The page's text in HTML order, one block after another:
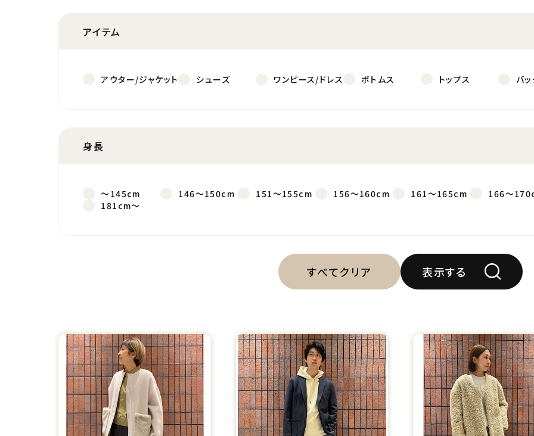
アイテム
アウター/ジャケット シューズ ワンピース/ドレス ボトムス トップス バ
身長
～145cm 146～150cm 151～155cm 156～160cm 161～165cm
166～
181cm～
すべてクリア 表示する